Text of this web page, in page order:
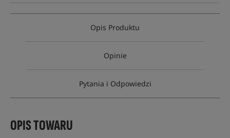
Opis Produktu
Opinie
Pytania i Odpowiedzi
OPIS TOWARU